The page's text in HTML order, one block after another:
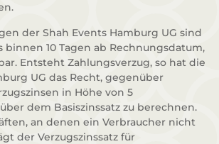
der Shah Events Hamburg UG sind
binnen 10 Tagen ab Rechnungsdatum,
Entsteht Zahlungsverzug, so hat die
UG das Recht, gegenüber
in Höhe von 5
dem Basiszinssatz zu berechnen.
an denen ein Verbraucher nicht
der Verzugszinssatz für